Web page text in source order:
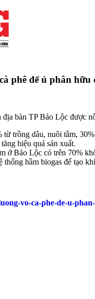
phê để ủ phân hữu
bàn TP Bảo Lộc được
trồng dâu, nuôi tằm,
hiệu quả sản xuất.
ở Bảo Lộc có trên 70%
thống hầm biogas để tạo
vo-ca-phe-de-u-